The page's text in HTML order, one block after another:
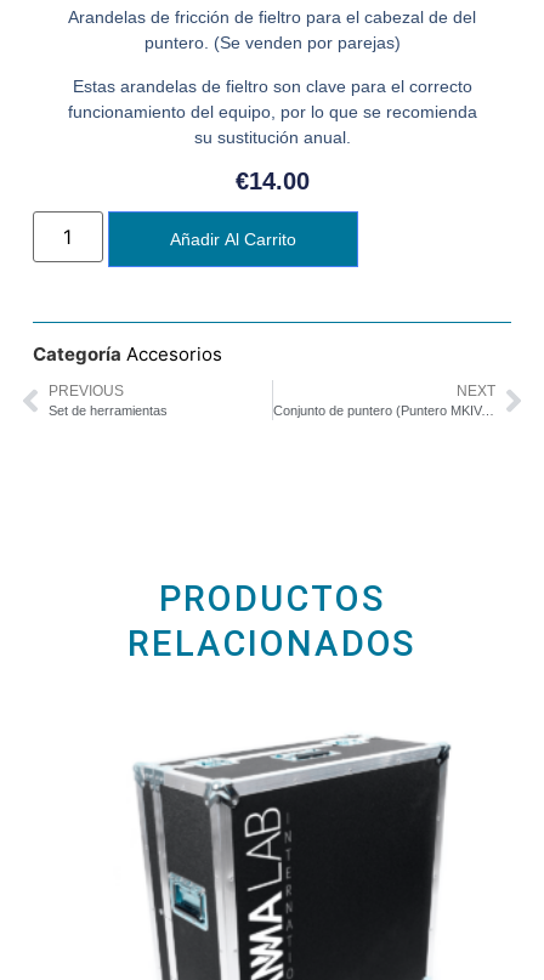
Arandelas de fricción de fieltro para el cabezal de del
puntero. (Se venden por parejas)
Estas arandelas de fieltro son clave para el correcto
funcionamiento del equipo, por lo que se recomienda
su sustitución anual.
€14.00
Añadir Al Carrito
Categoría Accesorios
PREVIOUS
Set de herramientas
NEXT
Conjunto de puntero (Puntero MKIV, Cabezal)
PRODUCTOS
RELACIONADOS